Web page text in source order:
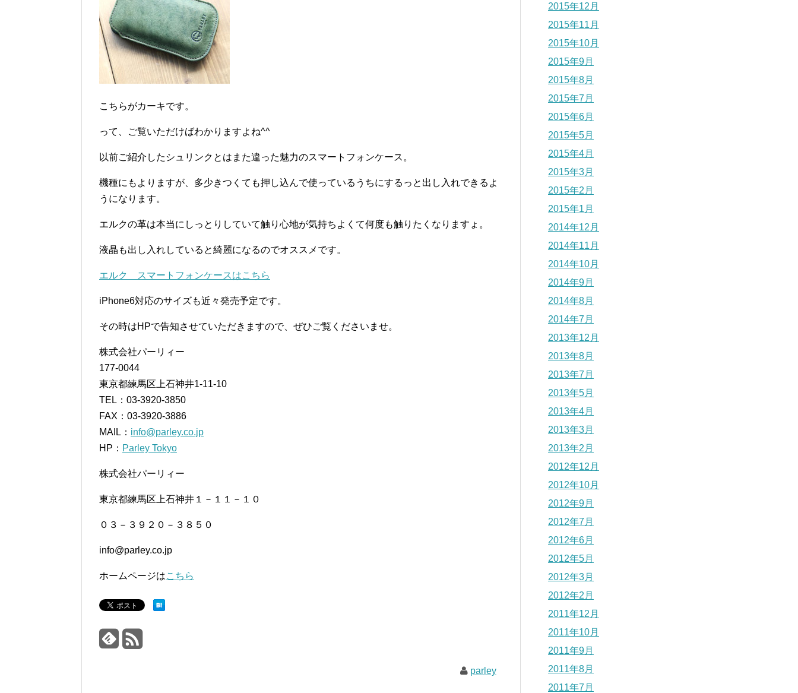
こちらがカーキです。
って、ご覧いただけばわかりますよね^^
以前ご紹介したシュリンクとはまた違った魅力のスマートフォンケース。
機種にもよりますが、多少きつくても押し込んで使っているうちにするっと出し入れできるよ
うになります。
エルクの革は本当にしっとりしていて触り心地が気持ちよくて何度も触りたくなりますょ。
液晶も出し入れしていると綺麗になるのでオススメです。
エルク スマートフォンケースはこちら
iPhone6対応のサイズも近々発売予定です。
その時はHPで告知させていただきますので、ぜひご覧くださいませ。
株式会社パーリィー
177-0044
東京都練馬区上石神井1-11-10
TEL：03-3920-3850
FAX：03-3920-3886
MAIL： info@parley.co.jp
HP： Parley Tokyo
株式会社パーリィー
東京都練馬区上石神井１－１１－１０
０３－３９２０－３８５０
info@parley.co.jp
ホームページはこちら
parley
2015年12月
2015年11月
2015年10月
2015年9月
2015年8月
2015年7月
2015年6月
2015年5月
2015年4月
2015年3月
2015年2月
2015年1月
2014年12月
2014年11月
2014年10月
2014年9月
2014年8月
2014年7月
2013年12月
2013年8月
2013年7月
2013年5月
2013年4月
2013年3月
2013年2月
2012年12月
2012年10月
2012年9月
2012年7月
2012年6月
2012年5月
2012年3月
2012年2月
2011年12月
2011年10月
2011年9月
2011年8月
2011年7月